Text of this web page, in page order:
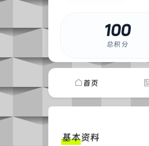
100
总积分
首页
基本资料